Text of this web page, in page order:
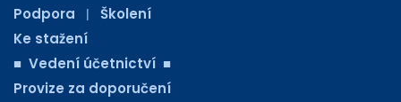
Podpora
| Školení
Ke stažení
■ Vedení účetnictví ■
Provize za doporučení